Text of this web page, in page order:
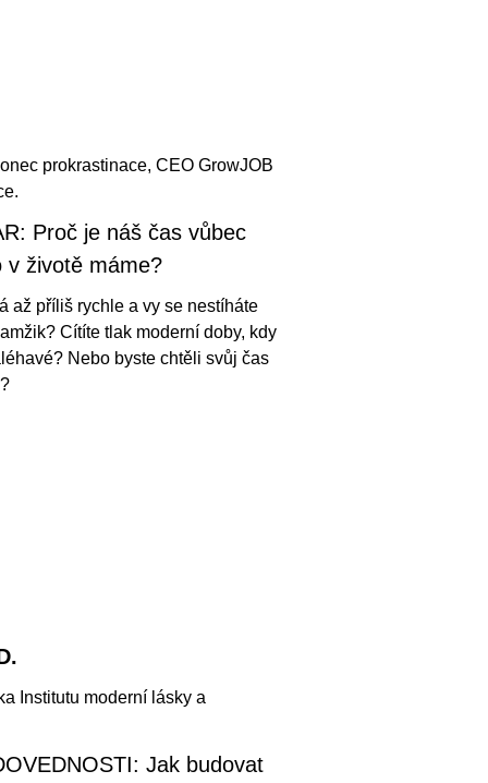
prokrastinace, CEO GrowJOB
Proč je náš čas vůbec
životě máme?
až příliš rychle a vy se nestíháte
Cítíte tlak moderní doby, kdy
Nebo byste chtěli svůj čas
Institutu moderní lásky a
Jak budovat